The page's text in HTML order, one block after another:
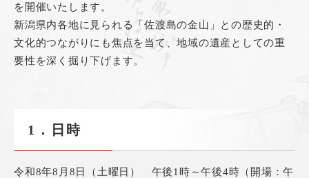
を開催いたします。
新潟県内各地に見られる「佐渡島の金山」との歴史的・
文化的つながりにも焦点を当て、地域の遺産としての重
要性を深く掘り下げます。
1．日時
​令和8年8月8日（土曜日） 午後1時～午後4時（開場：午